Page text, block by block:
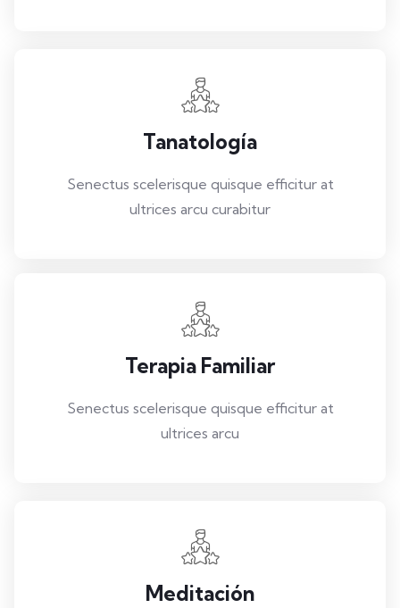
Tanatología
Senectus scelerisque quisque efficitur at
ultrices arcu curabitur
Terapia Familiar
Senectus scelerisque quisque efficitur at
ultrices arcu
Meditación